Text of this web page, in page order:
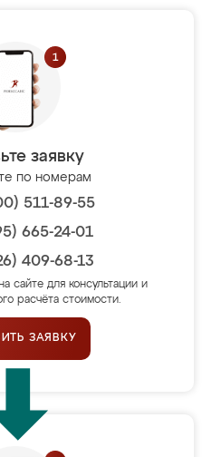
заявку
по номерам
511-89-55
665-24-01
409-68-13
сайте для консультации и
расчёта стоимости.
ЗАЯВКУ